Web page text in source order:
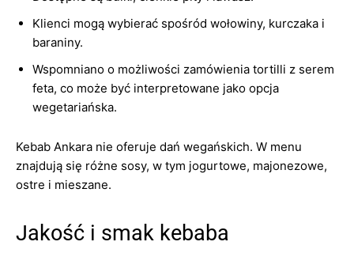
Klienci mogą wybierać spośród wołowiny, kurczaka i
baraniny.
Wspomniano o możliwości zamówienia tortilli z serem
feta, co może być interpretowane jako opcja
wegetariańska.
Kebab Ankara nie oferuje dań wegańskich. W menu
znajdują się różne sosy, w tym jogurtowe, majonezowe,
ostre i mieszane.
Jakość i smak kebaba